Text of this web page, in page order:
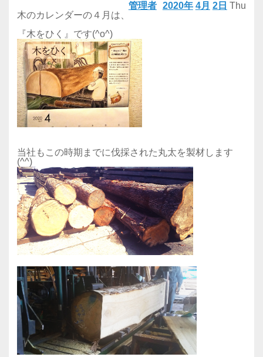
2020年 4月 2日 Thu
管理者
木のカレンダーの４月は、
『木をひく』です(^o^)
当社もこの時期までに伐採された丸太を製材します
(^^)